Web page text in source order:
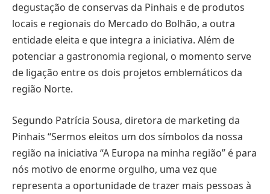
degustação de conservas da Pinhais e de produtos
locais e regionais do Mercado do Bolhão, a outra
entidade eleita e que integra a iniciativa. Além de
potenciar a gastronomia regional, o momento serve
de ligação entre os dois projetos emblemáticos da
região Norte.
Segundo Patrícia Sousa, diretora de marketing da
Pinhais “Sermos eleitos um dos símbolos da nossa
região na iniciativa “A Europa na minha região” é para
nós motivo de enorme orgulho, uma vez que
representa a oportunidade de trazer mais pessoas à